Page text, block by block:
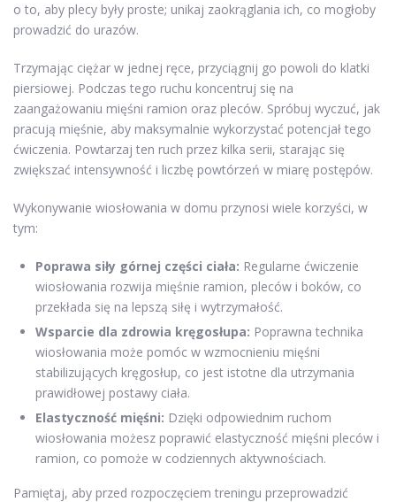
o to, aby plecy były proste; unikaj zaokrąglania ich, co mogłoby
prowadzić do urazów.
Trzymając ciężar w jednej ręce, przyciągnij go powoli do klatki
piersiowej. Podczas tego ruchu koncentruj się na
zaangażowaniu mięśni ramion oraz pleców. Spróbuj wyczuć, jak
pracują mięśnie, aby maksymalnie wykorzystać potencjał tego
ćwiczenia. Powtarzaj ten ruch przez kilka serii, starając się
zwiększać intensywność i liczbę powtórzeń w miarę postępów.
Wykonywanie wiosłowania w domu przynosi wiele korzyści, w
tym:
Poprawa siły górnej części ciała: Regularne ćwiczenie
wiosłowania rozwija mięśnie ramion, pleców i boków, co
przekłada się na lepszą siłę i wytrzymałość.
Wsparcie dla zdrowia kręgosłupa: Poprawna technika
wiosłowania może pomóc w wzmocnieniu mięśni
stabilizujących kręgosłup, co jest istotne dla utrzymania
prawidłowej postawy ciała.
Elastyczność mięśni: Dzięki odpowiednim ruchom
wiosłowania możesz poprawić elastyczność mięśni pleców i
ramion, co pomoże w codziennych aktywnościach.
Pamiętaj, aby przed rozpoczęciem treningu przeprowadzić